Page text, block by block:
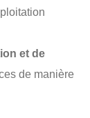
et de
de manière